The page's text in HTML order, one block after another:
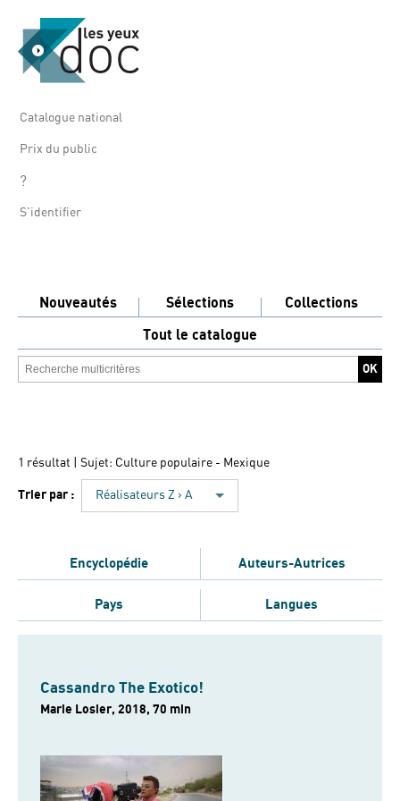
Catalogue national
Prix du public
?
S'identifier
Nouveautés Sélections
Collections
Tout le catalogue
1 résultat | Sujet: Culture populaire - Mexique
Trier par : Réalisateurs Z › A
Encyclopédie Auteurs-Autrices
Pays Langues
Cassandro The Exotico!
Marie Losier, 2018, 70 min